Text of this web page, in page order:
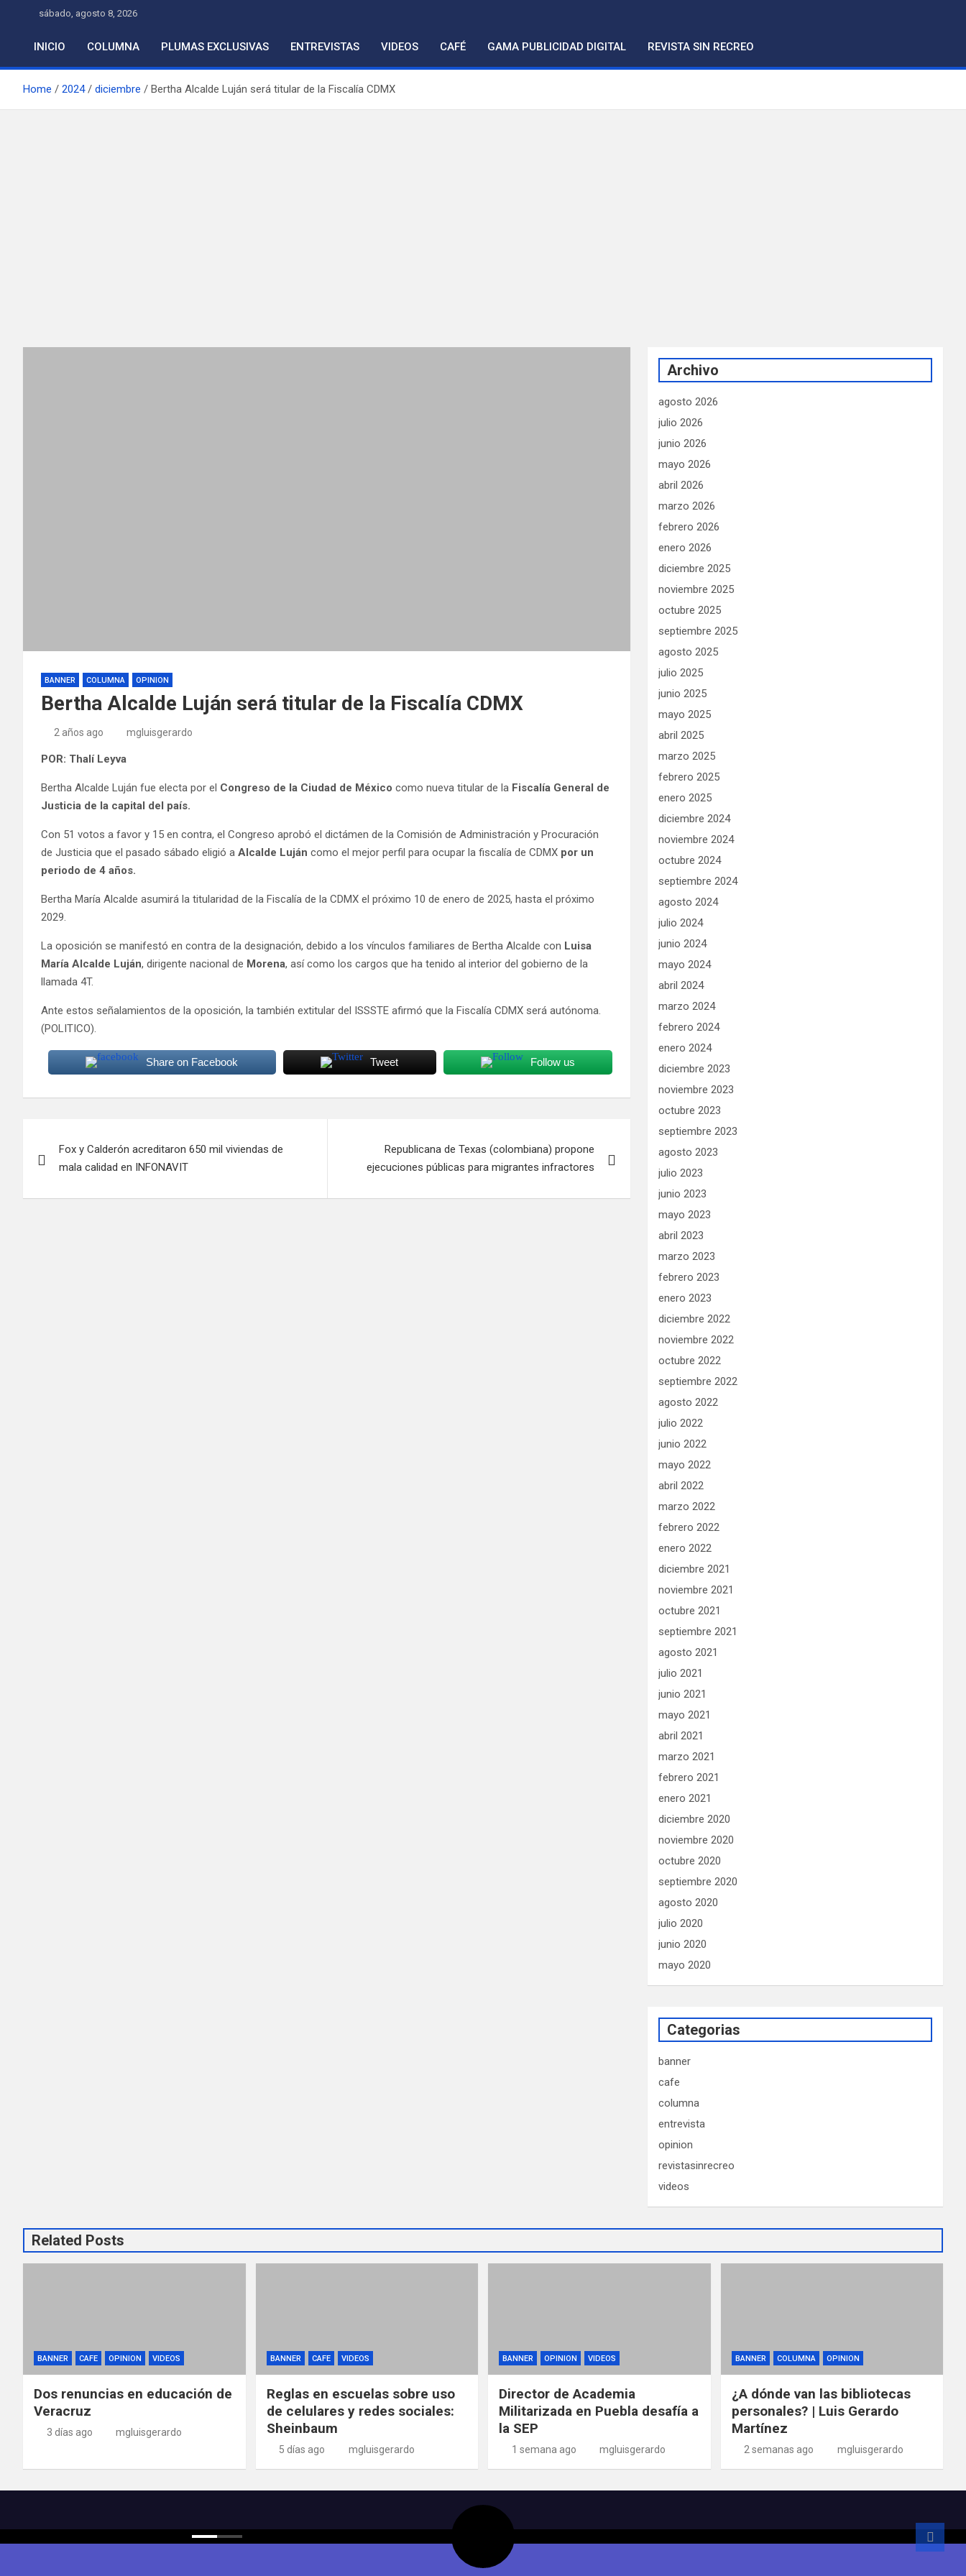
content
sábado, agosto 8, 2026
INICIO COLUMNA PLUMAS EXCLUSIVAS ENTREVISTAS VIDEOS CAFÉ GAMA PUBLICIDAD DIGITAL REVISTA SIN RECREO
Home 2024 diciembre Bertha Alcalde Luján será titular de la Fiscalía CDMX
BANNER COLUMNA OPINION
Bertha Alcalde Luján será titular de la Fiscalía CDMX
2 años ago mgluisgerardo
POR: Thalí Leyva
Bertha Alcalde Luján fue electa por el Congreso de la Ciudad de México como nueva titular de la Fiscalía General de
Justicia de la capital del país.
Con 51 votos a favor y 15 en contra, el Congreso aprobó el dictámen de la Comisión de Administración y Procuración
de Justicia que el pasado sábado eligió a Alcalde Luján como el mejor perfil para ocupar la fiscalía de CDMX por un
periodo de 4 años.
Bertha María Alcalde asumirá la titularidad de la Fiscalía de la CDMX el próximo 10 de enero de 2025, hasta el próximo
2029.
La oposición se manifestó en contra de la designación, debido a los vínculos familiares de Bertha Alcalde con Luisa
María Alcalde Luján, dirigente nacional de Morena, así como los cargos que ha tenido al interior del gobierno de la
llamada 4T.
Ante estos señalamientos de la oposición, la también extitular del ISSSTE afirmó que la Fiscalía CDMX será autónoma.
(POLITICO).
Share on Facebook Tweet Follow us
de
entradas
Fox y Calderón acreditaron 650 mil viviendas de
mala calidad en INFONAVIT
Republicana de Texas (colombiana) propone
ejecuciones públicas para migrantes infractores
Archivo
agosto 2026
julio 2026
junio 2026
mayo 2026
abril 2026
marzo 2026
febrero 2026
enero 2026
diciembre 2025
noviembre 2025
octubre 2025
septiembre 2025
agosto 2025
julio 2025
junio 2025
mayo 2025
abril 2025
marzo 2025
febrero 2025
enero 2025
diciembre 2024
noviembre 2024
octubre 2024
septiembre 2024
agosto 2024
julio 2024
junio 2024
mayo 2024
abril 2024
marzo 2024
febrero 2024
enero 2024
diciembre 2023
noviembre 2023
octubre 2023
septiembre 2023
agosto 2023
julio 2023
junio 2023
mayo 2023
abril 2023
marzo 2023
febrero 2023
enero 2023
diciembre 2022
noviembre 2022
octubre 2022
septiembre 2022
agosto 2022
julio 2022
junio 2022
mayo 2022
abril 2022
marzo 2022
febrero 2022
enero 2022
diciembre 2021
noviembre 2021
octubre 2021
septiembre 2021
agosto 2021
julio 2021
junio 2021
mayo 2021
abril 2021
marzo 2021
febrero 2021
enero 2021
diciembre 2020
noviembre 2020
octubre 2020
septiembre 2020
agosto 2020
julio 2020
junio 2020
mayo 2020
Categorias
banner
cafe
columna
entrevista
opinion
revistasinrecreo
videos
Related Posts
BANNER CAFE OPINION VIDEOS
Dos renuncias en educación de
Veracruz
3 días ago mgluisgerardo
BANNER CAFE VIDEOS
Reglas en escuelas sobre uso
de celulares y redes sociales:
Sheinbaum
5 días ago mgluisgerardo
BANNER OPINION VIDEOS
Director de Academia
Militarizada en Puebla desafía a
la SEP
1 semana ago mgluisgerardo
BANNER COLUMNA OPINION
¿A dónde van las bibliotecas
personales? | Luis Gerardo
Martínez
2 semanas ago mgluisgerardo